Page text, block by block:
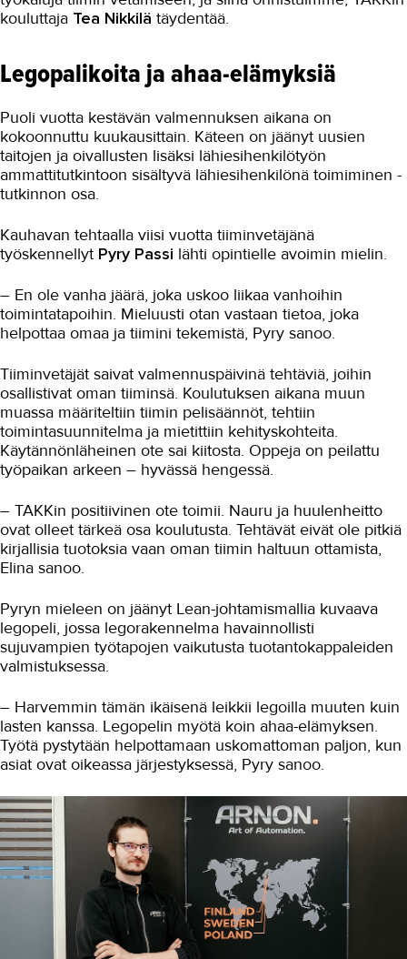
Kiinteistönvälitys ja isännöinti
Kone- ja tuotantotekniikka
Kotoutuminen
Kuljetus ja logistiikka
Kumitekniikka
Maarakennus
Matkailu- ja ravitsemisala
Media-ala ja viestintätekniikka
Puhtaus, kotityö ja välinehuolto
Rakentaminen
Sisustaminen ja pintakäsittely
Sähköala
Työyhteisö ja työura
Ympäristöala
Yrittäjyys
Koulutusopas
Studies in English
OPISKELIJAKSI
YRITYKSILLE
TAKK
kouluttaja Tea Nikkilä täydentää.
Legopalikoita ja ahaa-elämyksiä
Puoli vuotta kestävän valmennuksen aikana on
kokoonnuttu kuukausittain. Käteen on jäänyt uusien
taitojen ja oivallusten lisäksi lähiesihenkilötyön
ammattitutkintoon sisältyvä lähiesihenkilönä toimiminen -
tutkinnon osa.
Kauhavan tehtaalla viisi vuotta tiiminvetäjänä
työskennellyt Pyry Passi lähti opintielle avoimin mielin.
– En ole vanha jäärä, joka uskoo liikaa vanhoihin
toimintatapoihin. Mieluusti otan vastaan tietoa, joka
helpottaa omaa ja tiimini tekemistä, Pyry sanoo.
Tiiminvetäjät saivat valmennuspäivinä tehtäviä, joihin
osallistivat oman tiiminsä. Koulutuksen aikana muun
muassa määriteltiin tiimin pelisäännöt, tehtiin
toimintasuunnitelma ja mietittiin kehityskohteita.
Käytännönläheinen ote sai kiitosta. Oppeja on peilattu
työpaikan arkeen – hyvässä hengessä.
– TAKKin positiivinen ote toimii. Nauru ja huulenheitto
ovat olleet tärkeä osa koulutusta. Tehtävät eivät ole pitkiä
kirjallisia tuotoksia vaan oman tiimin haltuun ottamista,
Elina sanoo.
Pyryn mieleen on jäänyt Lean-johtamismallia kuvaava
legopeli, jossa legorakennelma havainnollisti
sujuvampien työtapojen vaikutusta tuotantokappaleiden
valmistuksessa.
– Harvemmin tämän ikäisenä leikkii legoilla muuten kuin
lasten kanssa. Legopelin myötä koin ahaa-elämyksen.
Työtä pystytään helpottamaan uskomattoman paljon, kun
asiat ovat oikeassa järjestyksessä, Pyry sanoo.